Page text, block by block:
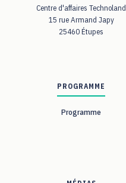
Centre d'affaires Technoland
15 rue Armand Japy
25460 Étupes
PROGRAMME
Programme